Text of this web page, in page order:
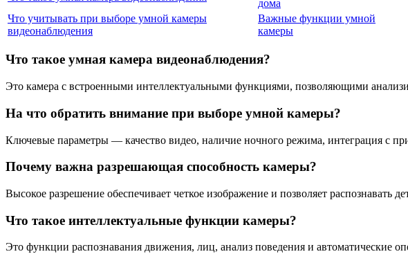
дома
Что учитывать при выборе умной камеры
видеонаблюдения
Важные функции умной
камеры
Что такое умная камера видеонаблюдения?
Это камера с встроенными интеллектуальными функциями, позволяющими
На что обратить внимание при выборе умной камеры?
Ключевые параметры — качество видео, наличие ночного режима, интеграция с
Почему важна разрешающая способность камеры?
Высокое разрешение обеспечивает четкое изображение и позволяет распознавать
Что такое интеллектуальные функции камеры?
Это функции распознавания движения, лиц, анализ поведения и автоматические